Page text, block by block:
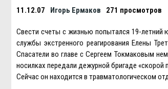
11.12.07 Игорь Ермаков 271 просмотров
Свести счеты с жизнью попытался 19-
службы экстренного реагирования Елены
Спасатели во главе с Сергеем Токмаковым
носилках передали дежурной бригаде «скорой
Сейчас он находится в травматологическом